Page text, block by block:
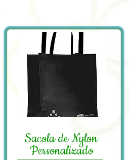
Sacola de Nylon
Personalizado